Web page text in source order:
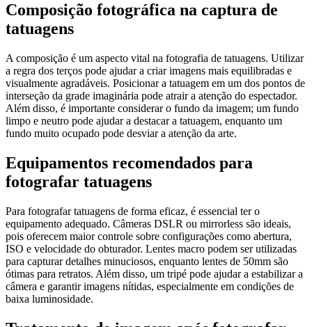
Composição fotográfica na captura de
tatuagens
A composição é um aspecto vital na fotografia de tatuagens. Utilizar
a regra dos terços pode ajudar a criar imagens mais equilibradas e
visualmente agradáveis. Posicionar a tatuagem em um dos pontos de
interseção da grade imaginária pode atrair a atenção do espectador.
Além disso, é importante considerar o fundo da imagem; um fundo
limpo e neutro pode ajudar a destacar a tatuagem, enquanto um
fundo muito ocupado pode desviar a atenção da arte.
Equipamentos recomendados para
fotografar tatuagens
Para fotografar tatuagens de forma eficaz, é essencial ter o
equipamento adequado. Câmeras DSLR ou mirrorless são ideais,
pois oferecem maior controle sobre configurações como abertura,
ISO e velocidade do obturador. Lentes macro podem ser utilizadas
para capturar detalhes minuciosos, enquanto lentes de 50mm são
ótimas para retratos. Além disso, um tripé pode ajudar a estabilizar a
câmera e garantir imagens nítidas, especialmente em condições de
baixa luminosidade.